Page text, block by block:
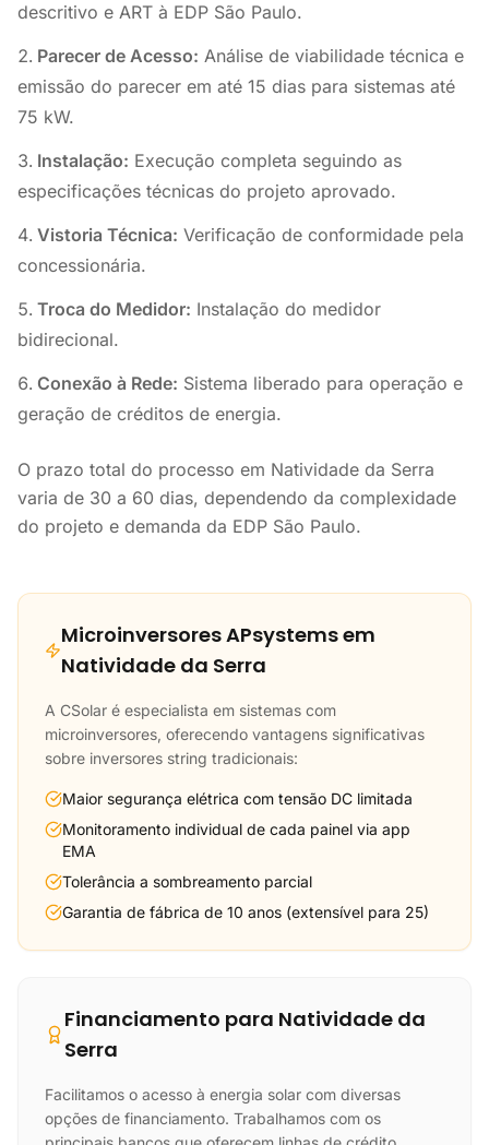
descritivo e ART à EDP São Paulo.
Parecer de Acesso: Análise de viabilidade técnica e
emissão do parecer em até 15 dias para sistemas até
75 kW.
Instalação: Execução completa seguindo as
especificações técnicas do projeto aprovado.
Vistoria Técnica: Verificação de conformidade pela
concessionária.
Troca do Medidor: Instalação do medidor
bidirecional.
Conexão à Rede: Sistema liberado para operação e
geração de créditos de energia.
O prazo total do processo em Natividade da Serra
varia de 30 a 60 dias, dependendo da complexidade
do projeto e demanda da EDP São Paulo.
Microinversores APsystems em
Natividade da Serra
A CSolar é especialista em sistemas com
microinversores, oferecendo vantagens significativas
sobre inversores string tradicionais:
Maior segurança elétrica com tensão DC limitada
Monitoramento individual de cada painel via app
EMA
Tolerância a sombreamento parcial
Garantia de fábrica de 10 anos (extensível para 25)
Financiamento para Natividade da
Serra
Facilitamos o acesso à energia solar com diversas
opções de financiamento. Trabalhamos com os